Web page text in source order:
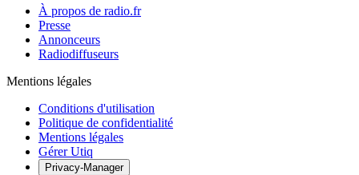
À propos de radio.fr
Presse
Annonceurs
Radiodiffuseurs
Mentions légales
Conditions d'utilisation
Politique de confidentialité
Mentions légales
Gérer Utiq
Privacy-Manager